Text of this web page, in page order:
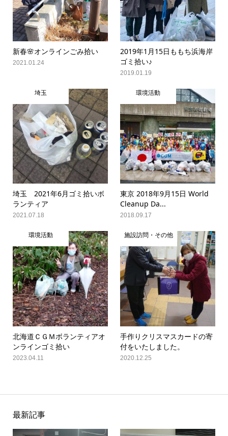
新春🌸オンラインごみ拾い
2021.01.24
2019年1月15日ももち浜海岸
ゴミ拾い♪
2019.01.19
埼玉
埼玉 2021年6月ゴミ拾いボ
ランティア
2021.07.18
環境活動
東京 2018年9月15日 World
Cleanup Da...
2018.09.17
環境活動
北海道ＣＧＭボランティアオ
ンラインゴミ拾い
2023.04.11
施設訪問・その他
手作りクリスマスカードの寄
付をいたしました。
2020.12.25
最新記事